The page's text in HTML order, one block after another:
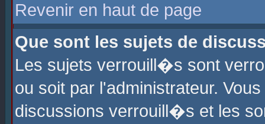
Revenir en haut de page
Que sont les sujets de
Les sujets verrouill�s sont
ou soit par l'administrateur.
discussions verrouill�s et les